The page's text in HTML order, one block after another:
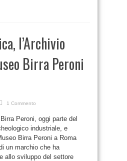
l’Archivio
Birra Peroni
1 Commento
Peroni, oggi parte del
industriale, e
Birra Peroni a Roma
un marchio che ha
allo sviluppo del settore